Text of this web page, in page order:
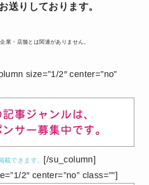
送りしております。
業・店舗とは関連がありません。
size=”1/2″ center=”no”
載できます。 [/su_column]
2″ center=”no” class=””]